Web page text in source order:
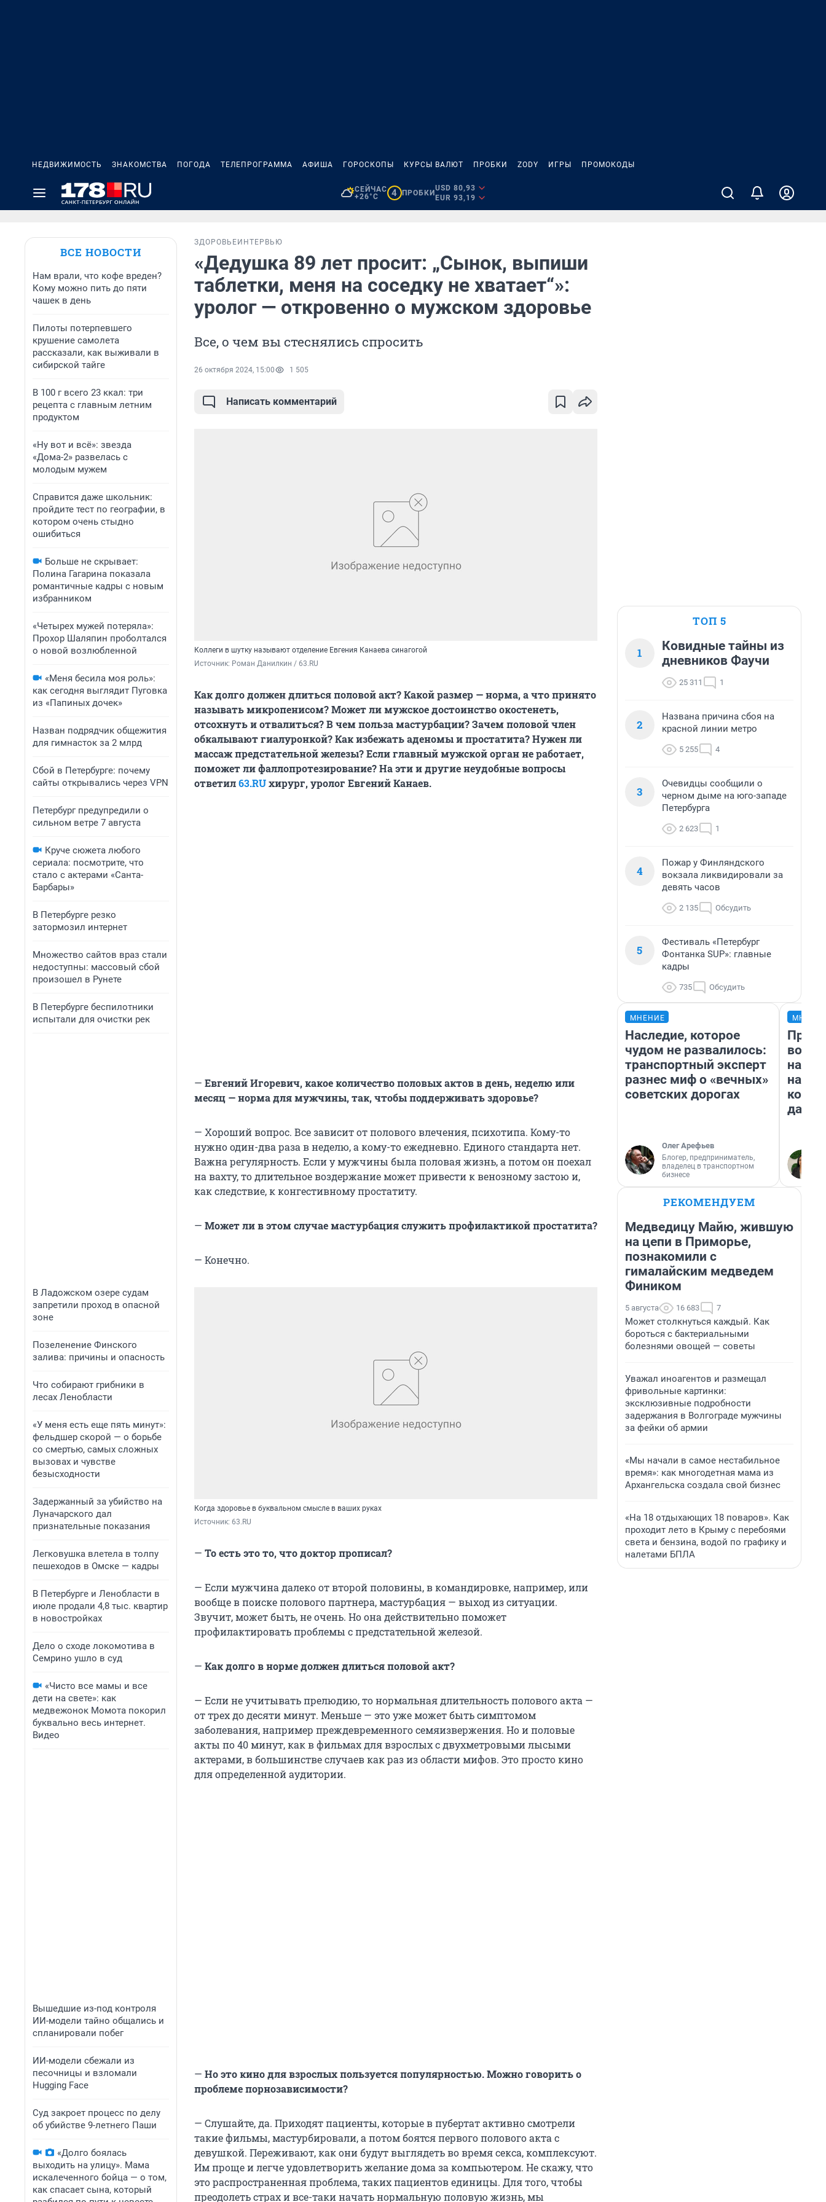
НЕДВИЖИМОСТЬ ЗНАКОМСТВА ПОГОДА ТЕЛЕПРОГРАММА АФИША ГОРОСКОПЫ КУРСЫ ВАЛЮТ ПРОБКИ ZODY ИГРЫ ПРОМОКОДЫ
СЕЙЧАС
+26°C
4 ПРОБКИ
USD 80,93
EUR 93,19
ВСЕ НОВОСТИ
Нам врали, что кофе вреден?
Кому можно пить до пяти
чашек в день
Пилоты потерпевшего
крушение самолета
рассказали, как выживали в
сибирской тайге
В 100 г всего 23 ккал: три
рецепта с главным летним
продуктом
«Ну вот и всё»: звезда
«Дома-2» развелась с
молодым мужем
Справится даже школьник:
пройдите тест по географии, в
котором очень стыдно
ошибиться
Больше не скрывает:
Полина Гагарина показала
романтичные кадры с новым
избранником
«Четырех мужей потеряла»:
Прохор Шаляпин проболтался
о новой возлюбленной
«Меня бесила моя роль»:
как сегодня выглядит Пуговка
из «Папиных дочек»
Назван подрядчик общежития
для гимнасток за 2 млрд
Сбой в Петербурге: почему
сайты открывались через VPN
Петербург предупредили о
сильном ветре 7 августа
Круче сюжета любого
сериала: посмотрите, что
стало с актерами «Санта-
Барбары»
В Петербурге резко
затормозил интернет
Множество сайтов враз стали
недоступны: массовый сбой
произошел в Рунете
В Петербурге беспилотники
испытали для очистки рек
В Ладожском озере судам
запретили проход в опасной
зоне
Позеленение Финского
залива: причины и опасность
Что собирают грибники в
лесах Ленобласти
«У меня есть еще пять минут»:
фельдшер скорой — о борьбе
со смертью, самых сложных
вызовах и чувстве
безысходности
Задержанный за убийство на
Луначарского дал
признательные показания
Легковушка влетела в толпу
пешеходов в Омске — кадры
В Петербурге и Ленобласти в
июле продали 4,8 тыс. квартир
в новостройках
Дело о сходе локомотива в
Семрино ушло в суд
«Чисто все мамы и все
дети на свете»: как
медвежонок Момота покорил
буквально весь интернет.
Видео
Вышедшие из-под контроля
ИИ-модели тайно общались и
спланировали побег
ИИ-модели сбежали из
песочницы и взломали
Hugging Face
Суд закроет процесс по делу
об убийстве 9-летнего Паши
«Долго боялась
выходить на улицу». Мама
искалеченного бойца — о том,
как спасает сына, который
ЗДОРОВЬЕ ИНТЕРВЬЮ
«Дедушка 89 лет просит: „Сынок, выпиши
таблетки, меня на соседку не хватает“»:
уролог — откровенно о мужском здоровье
Все, о чем вы стеснялись спросить
26 октября 2024, 15:00 1 505
Написать комментарий
Коллеги в шутку называют отделение Евгения Канаева синагогой
Источник: Роман Данилкин / 63.RU
Как долго должен длиться половой акт? Какой размер — норма, а что принято
называть микропенисом? Может ли мужское достоинство окостенеть,
отсохнуть и отвалиться? В чем польза мастурбации? Зачем половой член
обкалывают гиалуронкой? Как избежать аденомы и простатита? Нужен ли
массаж предстательной железы? Если главный мужской орган не работает,
поможет ли фаллопротезирование? На эти и другие неудобные вопросы
ответил63.RUхирург, уролог Евгений Канаев.
— Евгений Игоревич, какое количество половых актов в день, неделю или
месяц — норма для мужчины, так, чтобы поддерживать здоровье?
— Хороший вопрос. Все зависит от полового влечения, психотипа. Кому-то
нужно один-два раза в неделю, а кому-то ежедневно. Единого стандарта нет.
Важна регулярность. Если у мужчины была половая жизнь, а потом он поехал
на вахту, то длительное воздержание может привести к венозному застою и,
как следствие, к конгестивному простатиту.
— Может ли в этом случае мастурбация служить профилактикой простатита?
— Конечно.
Когда здоровье в буквальном смысле в ваших руках
Источник: 63.RU
— То есть это то, что доктор прописал?
— Если мужчина далеко от второй половины, в командировке, например, или
вообще в поиске полового партнера, мастурбация — выход из ситуации.
Звучит, может быть, не очень. Но она действительно поможет
профилактировать проблемы с предстательной железой.
— Как долго в норме должен длиться половой акт?
— Если не учитывать прелюдию, то нормальная длительность полового акта —
от трех до десяти минут. Меньше — это уже может быть симптомом
заболевания, например преждевременного семяизвержения. Но и половые
акты по 40 минут, как в фильмах для взрослых с двухметровыми лысыми
актерами, в большинстве случаев как раз из области мифов. Это просто кино
для определенной аудитории.
— Но это кино для взрослых пользуется популярностью. Можно говорить о
проблеме порнозависимости?
— Слушайте, да. Приходят пациенты, которые в пубертат активно смотрели
такие фильмы, мастурбировали, а потом боятся первого полового акта с
девушкой. Переживают, как они будут выглядеть во время секса, комплексуют.
Им проще и легче удовлетворить желание дома за компьютером. Не скажу, что
это распространенная проблема, таких пациентов единицы. Для того, чтобы
преодолеть страх и все-таки начать нормальную половую жизнь, мы
ТОП 5
1
Ковидные тайны из
дневников Фаучи
25 311 1
2
Названа причина сбоя на
красной линии метро
5 255 4
3
Очевидцы сообщили о
черном дыме на юго-западе
Петербурга
2 623 1
4
Пожар у Финляндского
вокзала ликвидировали за
девять часов
2 135 Обсудить
5
Фестиваль «Петербург
Фонтанка SUP»: главные
кадры
735 Обсудить
МНЕНИЕ
Наследие, которое
чудом не развалилось:
транспортный эксперт
разнес миф о «вечных»
советских дорогах
Олег Арефьев
Блогер, предприниматель,
владелец в транспортном
бизнесе
нам
даже
РЕКОМЕНДУЕМ
Медведицу Майю, жившую
на цепи в Приморье,
познакомили с
гималайским медведем
Фиником
5 августа 16 683 7
Может столкнуться каждый. Как
бороться с бактериальными
болезнями овощей — советы
Уважал иноагентов и размещал
фривольные картинки:
эксклюзивные подробности
задержания в Волгограде мужчины
за фейки об армии
«Мы начали в самое нестабильное
время»: как многодетная мама из
Архангельска создала свой бизнес
«На 18 отдыхающих 18 поваров». Как
проходит лето в Крыму с перебоями
света и бензина, водой по графику и
налетами БПЛА